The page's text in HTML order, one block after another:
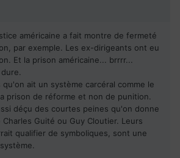
américaine a fait montre de fermeté
par exemple. Les ex-dirigeants ont eu
Et la prison américaine... brrrr...
qu'on ait un système carcéral comme le
prison de réforme et non de punition.
déçu des courtes peines qu'on donne
Guité ou Guy Cloutier. Leurs
qualifier de symboliques, sont une